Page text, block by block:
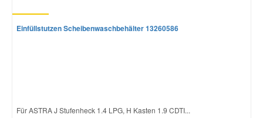
Einfüllstutzen Scheibenwaschbehälter 13260586
Für ASTRA J Stufenheck 1.4 LPG, H Kasten 1.9 CDTI...
Vauxhall Ersatzteile